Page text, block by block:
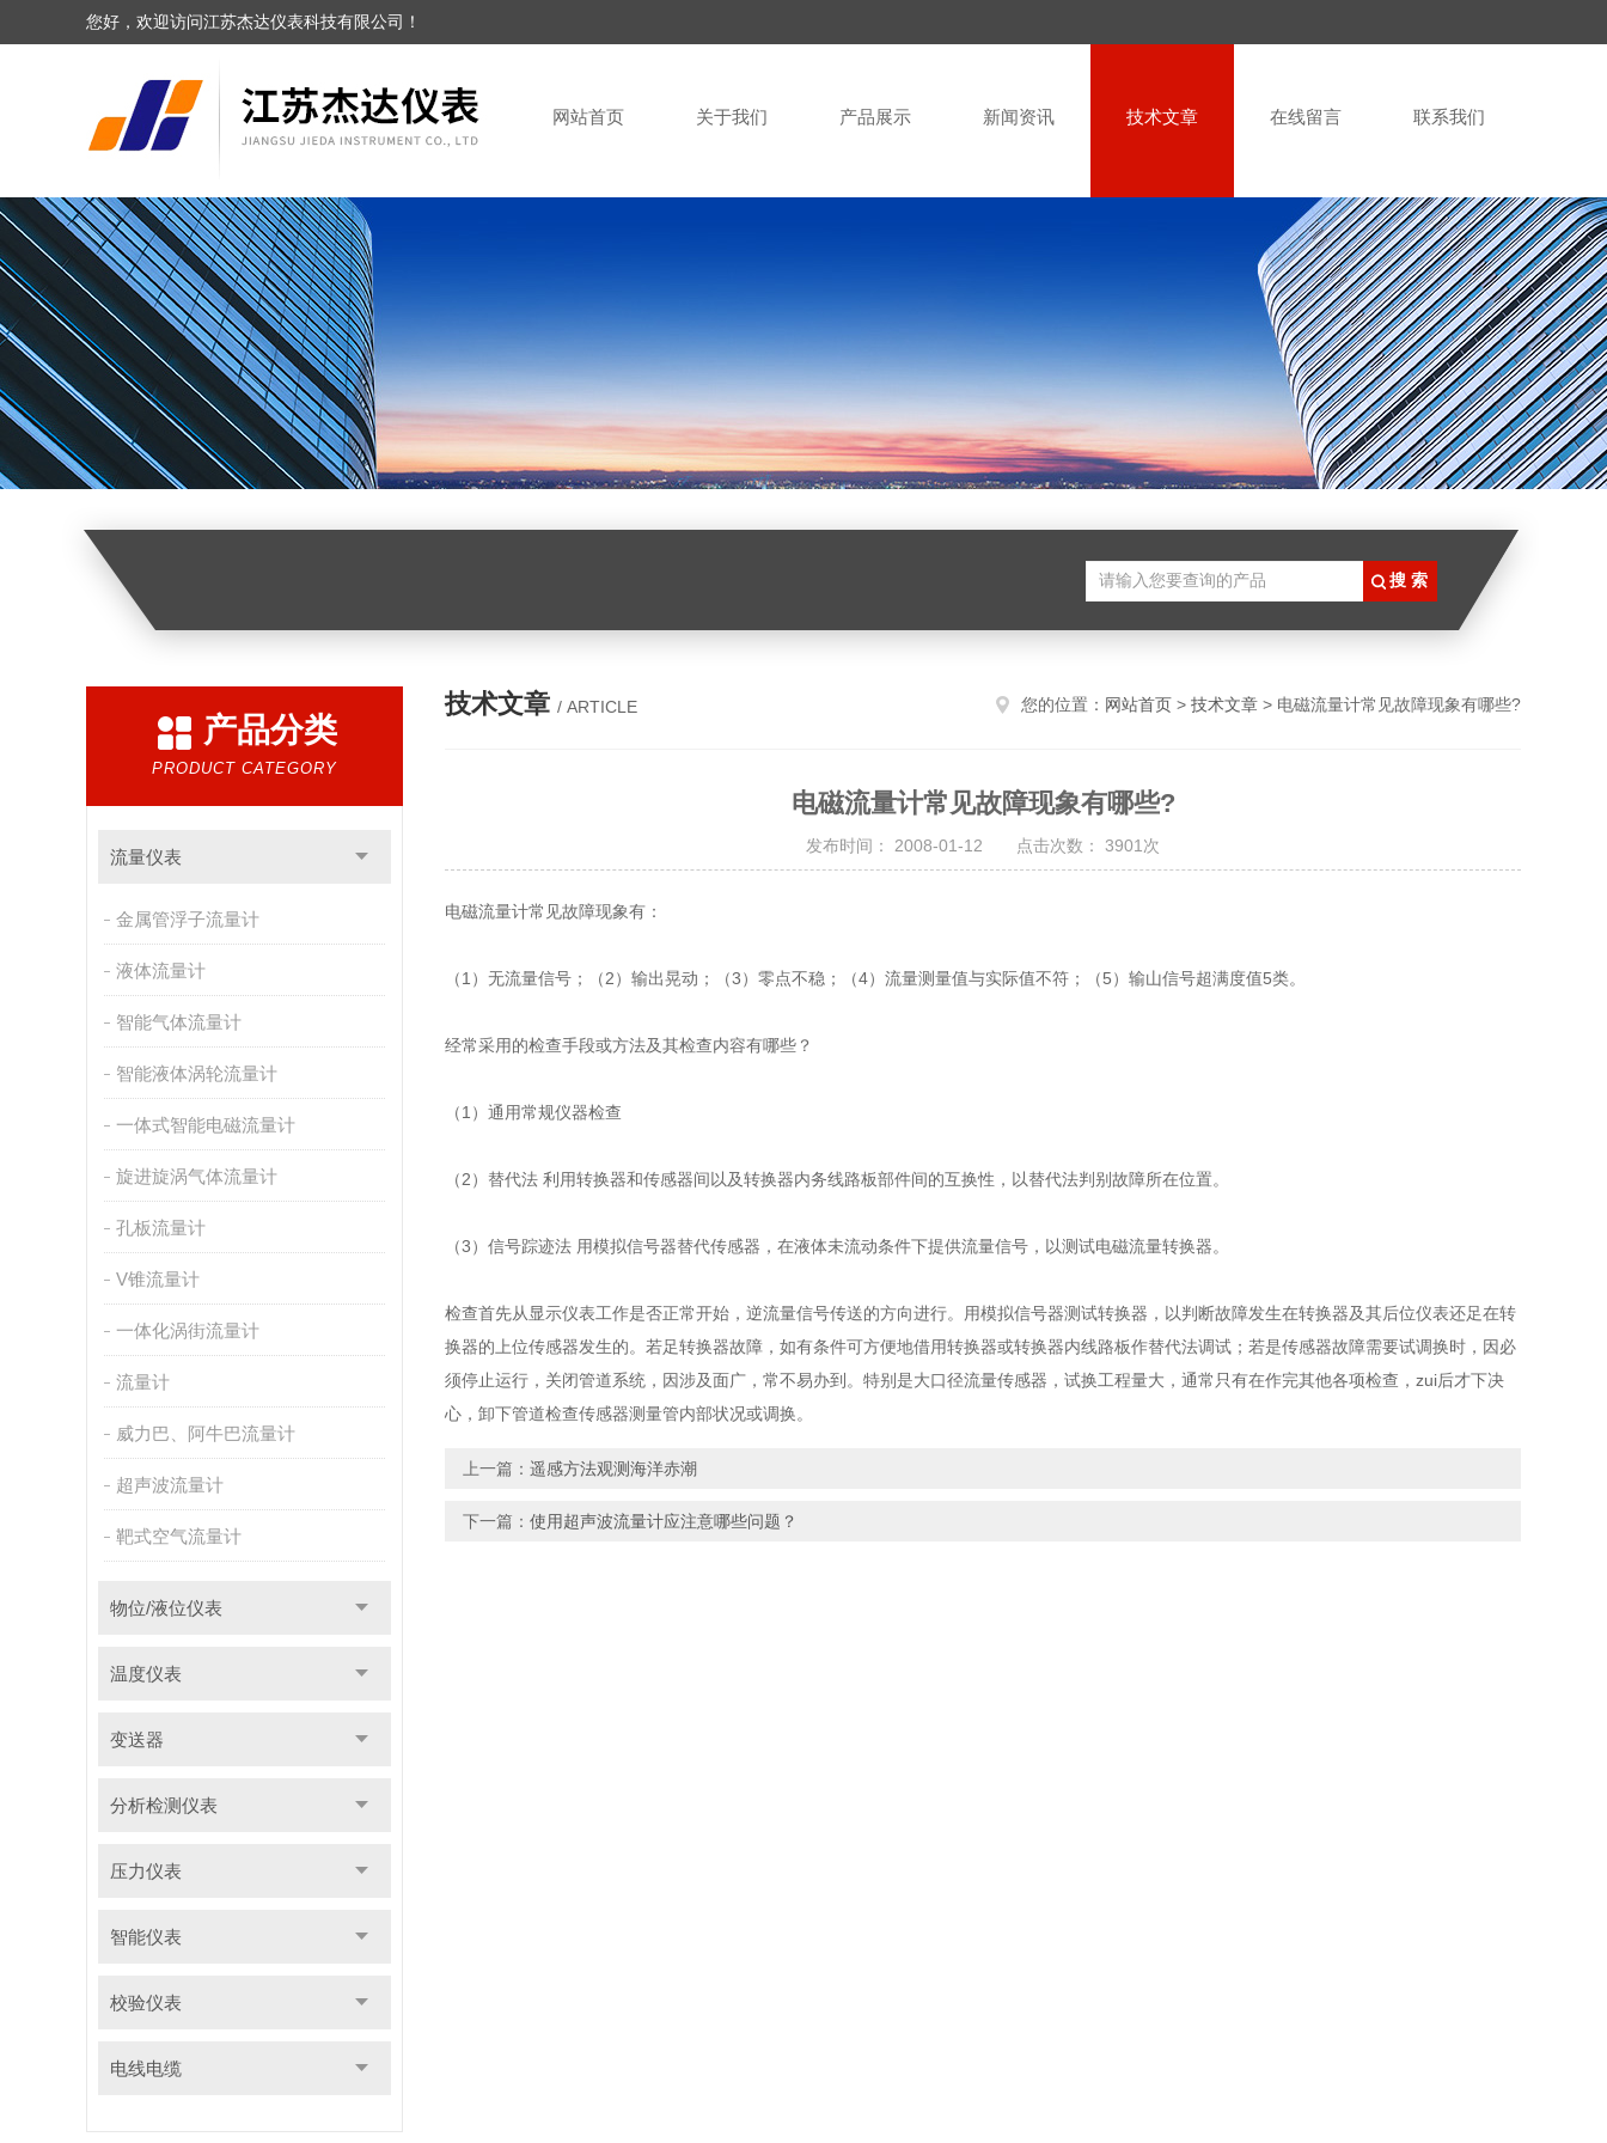
您好，欢迎访问江苏杰达仪表科技有限公司！
网站首页 关于我们 产品展示 新闻资讯 技术文章 在线留言 联系我们
产品分类
PRODUCT CATEGORY
流量仪表
金属管浮子流量计
液体流量计
智能气体流量计
智能液体涡轮流量计
一体式智能电磁流量计
旋进旋涡气体流量计
孔板流量计
V锥流量计
一体化涡街流量计
流量计
威力巴、阿牛巴流量计
超声波流量计
靶式空气流量计
物位/液位仪表
温度仪表
变送器
分析检测仪表
压力仪表
智能仪表
校验仪表
电线电缆
技术文章 / ARTICLE 您的位置： 网站首页 > 技术文章 > 电磁流量计常见故障现象有哪些?
电磁流量计常见故障现象有哪些?
发布时间： 2008-01-12 点击次数： 3901次
电磁流量计常见故障现象有：
（1）无流量信号；（2）输出晃动；（3）零点不稳；（4）流量测量值与实际值不符；（5）输山信号超满度值5类。
经常采用的检查手段或方法及其检查内容有哪些？
（1）通用常规仪器检查
（2）替代法 利用转换器和传感器间以及转换器内务线路板部件间的互换性，以替代法判别故障所在位置。
（3）信号踪迹法 用模拟信号器替代传感器，在液体未流动条件下提供流量信号，以测试电磁流量转换器。
检查首先从显示仪表工作是否正常开始，逆流量信号传送的方向进行。用模拟信号器测试转换器，以判断故障发生在转换器及其后位仪表还足在转
换器的上位传感器发生的。若足转换器故障，如有条件可方便地借用转换器或转换器内线路板作替代法调试；若是传感器故障需要试调换时，因必
须停止运行，关闭管道系统，因涉及面广，常不易办到。特别是大口径流量传感器，试换工程量大，通常只有在作完其他各项检查，zui后才下决
心，卸下管道检查传感器测量管内部状况或调换。
上一篇： 遥感方法观测海洋赤潮
下一篇： 使用超声波流量计应注意哪些问题？